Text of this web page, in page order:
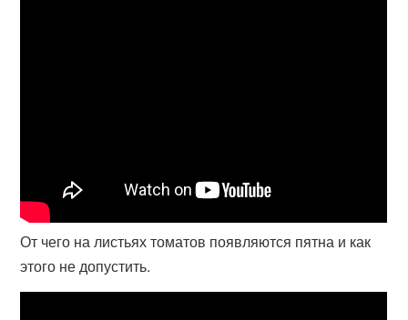
От чего на листьях томатов появляются пятна и как
этого не допустить.